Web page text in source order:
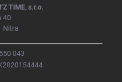
TIME, s.r.o.
40
Nitra
043